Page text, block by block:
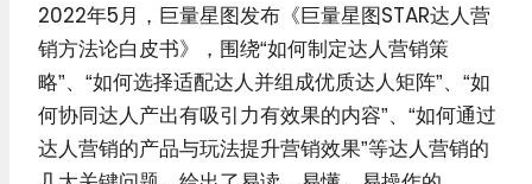
2022年5月，巨量星图发布《巨量星图STAR达人营
销方法论白皮书》，围绕“如何制定达人营销策
略”、“如何选择适配达人并组成优质达人矩阵”、“如
何协同达人产出有吸引力有效果的内容”、“如何通过
达人营销的产品与玩法提升营销效果”等达人营销的